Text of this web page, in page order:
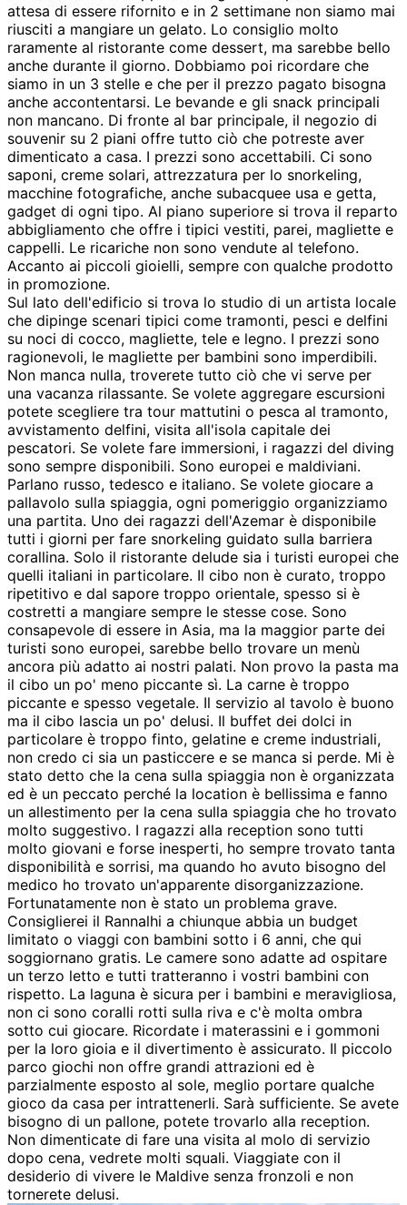
attesa di essere rifornito e in 2 settimane non siamo mai
riusciti a mangiare un gelato. Lo consiglio molto
raramente al ristorante come dessert, ma sarebbe bello
anche durante il giorno. Dobbiamo poi ricordare che
siamo in un 3 stelle e che per il prezzo pagato bisogna
anche accontentarsi. Le bevande e gli snack principali
non mancano. Di fronte al bar principale, il negozio di
souvenir su 2 piani offre tutto ciò che potreste aver
dimenticato a casa. I prezzi sono accettabili. Ci sono
saponi, creme solari, attrezzatura per lo snorkeling,
macchine fotografiche, anche subacquee usa e getta,
gadget di ogni tipo. Al piano superiore si trova il reparto
abbigliamento che offre i tipici vestiti, parei, magliette e
cappelli. Le ricariche non sono vendute al telefono.
Accanto ai piccoli gioielli, sempre con qualche prodotto
in promozione.
Sul lato dell'edificio si trova lo studio di un artista locale
che dipinge scenari tipici come tramonti, pesci e delfini
su noci di cocco, magliette, tele e legno. I prezzi sono
ragionevoli, le magliette per bambini sono imperdibili.
Non manca nulla, troverete tutto ciò che vi serve per
una vacanza rilassante. Se volete aggregare escursioni
potete scegliere tra tour mattutini o pesca al tramonto,
avvistamento delfini, visita all'isola capitale dei
pescatori. Se volete fare immersioni, i ragazzi del diving
sono sempre disponibili. Sono europei e maldiviani.
Parlano russo, tedesco e italiano. Se volete giocare a
pallavolo sulla spiaggia, ogni pomeriggio organizziamo
una partita. Uno dei ragazzi dell'Azemar è disponibile
tutti i giorni per fare snorkeling guidato sulla barriera
corallina. Solo il ristorante delude sia i turisti europei che
quelli italiani in particolare. Il cibo non è curato, troppo
ripetitivo e dal sapore troppo orientale, spesso si è
costretti a mangiare sempre le stesse cose. Sono
consapevole di essere in Asia, ma la maggior parte dei
turisti sono europei, sarebbe bello trovare un menù
ancora più adatto ai nostri palati. Non provo la pasta ma
il cibo un po' meno piccante sì. La carne è troppo
piccante e spesso vegetale. Il servizio al tavolo è buono
ma il cibo lascia un po' delusi. Il buffet dei dolci in
particolare è troppo finto, gelatine e creme industriali,
non credo ci sia un pasticcere e se manca si perde. Mi è
stato detto che la cena sulla spiaggia non è organizzata
ed è un peccato perché la location è bellissima e fanno
un allestimento per la cena sulla spiaggia che ho trovato
molto suggestivo. I ragazzi alla reception sono tutti
molto giovani e forse inesperti, ho sempre trovato tanta
disponibilità e sorrisi, ma quando ho avuto bisogno del
medico ho trovato un'apparente disorganizzazione.
Fortunatamente non è stato un problema grave.
Consiglierei il Rannalhi a chiunque abbia un budget
limitato o viaggi con bambini sotto i 6 anni, che qui
soggiornano gratis. Le camere sono adatte ad ospitare
un terzo letto e tutti tratteranno i vostri bambini con
rispetto. La laguna è sicura per i bambini e meravigliosa,
non ci sono coralli rotti sulla riva e c'è molta ombra
sotto cui giocare. Ricordate i materassini e i gommoni
per la loro gioia e il divertimento è assicurato. Il piccolo
parco giochi non offre grandi attrazioni ed è
parzialmente esposto al sole, meglio portare qualche
gioco da casa per intrattenerli. Sarà sufficiente. Se avete
bisogno di un pallone, potete trovarlo alla reception.
Non dimenticate di fare una visita al molo di servizio
dopo cena, vedrete molti squali. Viaggiate con il
desiderio di vivere le Maldive senza fronzoli e non
tornerete delusi.